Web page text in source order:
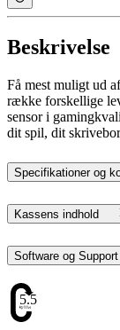
Beskrivelse
Få mest muligt ud
række forskellige
sensor i
dit spil, dit
Specifikationer og
Kassens indhold
Software og Support
5.51